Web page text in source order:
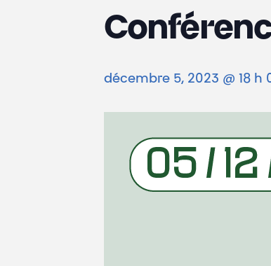
décembre 5, 2023 @ 18 h